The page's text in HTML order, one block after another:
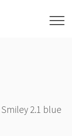
Smiley 2.1 blue